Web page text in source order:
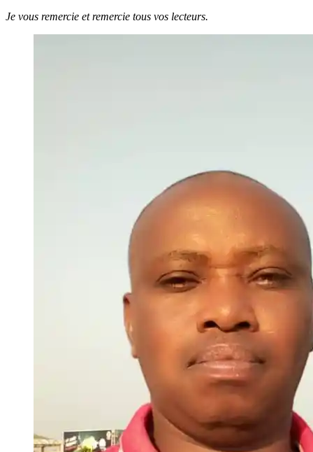
Je vous remercie et remercie tous vos lecteurs.